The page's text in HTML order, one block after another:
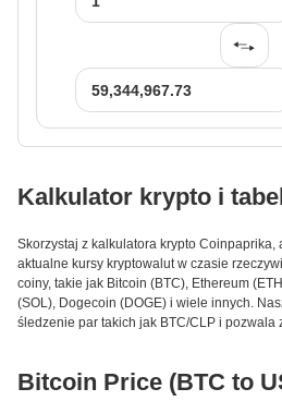
Kalkulator krypto i
Skorzystaj z kalkulatora krypto Coinpaprika,
aktualne kursy kryptowalut w czasie
coiny, takie jak Bitcoin (BTC), Ethereum
(SOL), Dogecoin (DOGE) i wiele innych.
śledzenie par takich jak BTC/CLP i pozwala
Bitcoin Price (BTC to